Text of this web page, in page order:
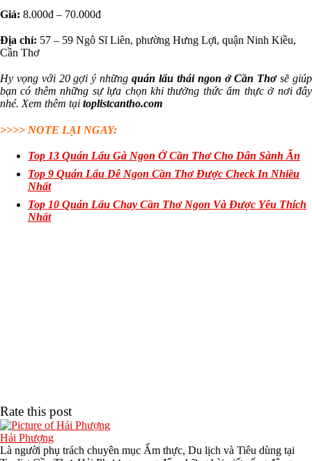
Giá: 8.000đ – 70.000đ
Địa chỉ: 57 – 59 Ngô Sĩ Liên, phường Hưng Lợi, quận Ninh Kiều,
Cần Thơ
Hy vọng với 20 gợi ý nhữngquán lẩu tháingon ở Cần Thơsẽ giúp
bạn có thêm những sự lựa chọn khi thưởng thức ẩm thực ở nơi đây
nhé. Xem thêm tại toplistcantho.com
>>>> NOTE LẠI NGAY:
Top 13 Quán Lẩu Gà Ngon Ở Cần Thơ Cho Dân Sành Ăn
Top 9 Quán Lẩu Dê Ngon Cần Thơ Được Check In Nhiều
Nhất
Top 10 Quán Lẩu Chay Cần Thơ Ngon Và Được Yêu Thích
Nhất
Rate this post
Hải Phượng
Là người phụ trách chuyên mục Ẩm thực, Du lịch và Tiêu dùng tại